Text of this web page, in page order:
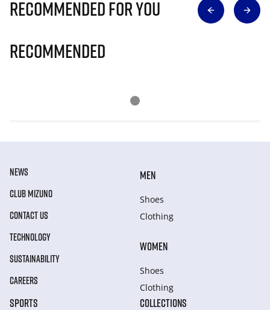
Recommended for you
Recommended
NEWS
CLUB MIZUNO
CONTACT US
TECHNOLOGY
SUSTAINABILITY
CAREERS
MEN
Shoes
Clothing
WOMEN
Shoes
Clothing
SPORTS COLLECTIONS